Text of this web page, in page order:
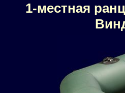
1-местная